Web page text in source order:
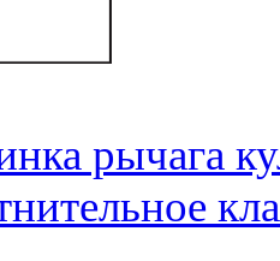
рычага